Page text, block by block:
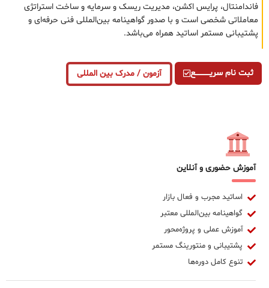
فاندامنتال، پرایس اکشن، مدیریت ریسک و سرمایه و ساخت استراتژی
معاملاتی شخصی است و با صدور گواهینامه بین‌المللی فنی حرفه‌ای و
پشتیبانی مستمر اساتید همراه می‌باشد.
ثبت نام سریــــــــــــع آزمون / مدرک بین المللی
آموزش حضوری و آنلاین
اساتید مجرب و فعال بازار
گواهینامه بین‌المللی معتبر
آموزش عملی و پروژه‌محور
پشتیبانی و منتورینگ مستمر
تنوع کامل دوره‌ها